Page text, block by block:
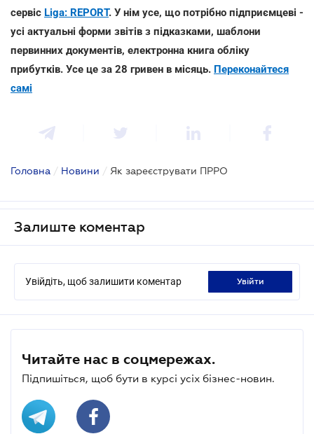
сервіс Liga: REPORT. У нім усе, що потрібно підприємцеві -
усі актуальні форми звітів з підказками, шаблони
первинних документів, електронна книга обліку
прибутків. Усе це за 28 гривен в місяць. Переконайтеся
самі
Головна / Новини / Як зареєструвати ПРРО
Залиште коментар
Увійдіть, щоб залишити коментар увійти
Читайте нас в соцмережах.
Підпишіться, щоб бути в курсі усіх бізнес-новин.